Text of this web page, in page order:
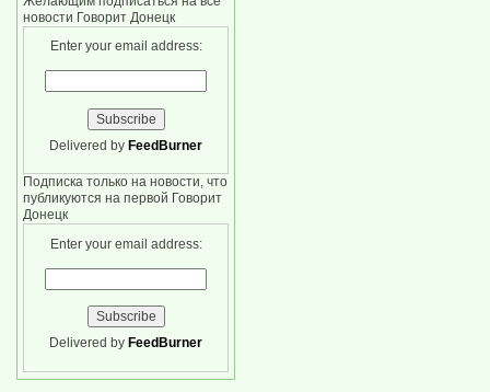
новости Говорит Донецк
Enter your email address:
Delivered by FeedBurner
Подписка только на новости, что
публикуются на первой Говорит
Донецк
Enter your email address:
Delivered by FeedBurner